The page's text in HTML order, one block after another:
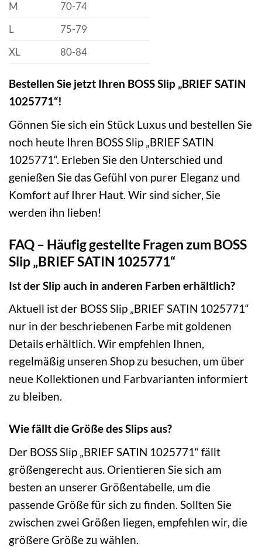
M
70-74
L
75-79
XL
80-84
Bestellen Sie jetzt Ihren BOSS Slip „BRIEF SATIN
1025771“!
Gönnen Sie sich ein Stück Luxus und bestellen Sie
noch heute Ihren BOSS Slip „BRIEF SATIN
1025771“. Erleben Sie den Unterschied und
genießen Sie das Gefühl von purer Eleganz und
Komfort auf Ihrer Haut. Wir sind sicher, Sie
werden ihn lieben!
FAQ – Häufig gestellte Fragen zum BOSS
Slip „BRIEF SATIN 1025771“
Ist der Slip auch in anderen Farben erhältlich?
Aktuell ist der BOSS Slip „BRIEF SATIN 1025771“
nur in der beschriebenen Farbe mit goldenen
Details erhältlich. Wir empfehlen Ihnen,
regelmäßig unseren Shop zu besuchen, um über
neue Kollektionen und Farbvarianten informiert
zu bleiben.
Wie fällt die Größe des Slips aus?
Der BOSS Slip „BRIEF SATIN 1025771“ fällt
größengerecht aus. Orientieren Sie sich am
besten an unserer Größentabelle, um die
passende Größe für sich zu finden. Sollten Sie
zwischen zwei Größen liegen, empfehlen wir, die
größere Größe zu wählen.